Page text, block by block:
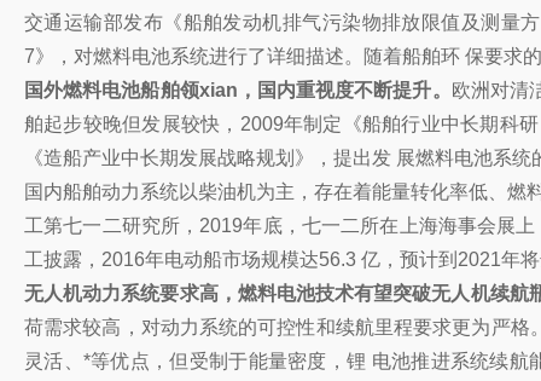
交通运输部发布《船舶发动机排气污染物排放限值及测量
7》，对燃料电池系统进行了详细描述。随着船舶环 保要求
国外燃料电池船舶领xian，国内重视度不断提升。 欧洲对清
舶起步较晚但发展较快，2009年制定《船舶行业中长期科
《造船产业中长期发展战略规划》，提出发 展燃料电池系
国内船舶动力系统以柴油机为主，存在着能量转化率低、
工第七一二研究所，2019年底，七一二所在上海海事会展
工披露，2016年电动船市场规模达56.3 亿，预计到2021年
无人机动力系统要求高，燃料电池技术有望突破无人机续航
荷需求较高，对动力系统的可控性和续航里程要求更为严
灵活、*等优点，但受制于能量密度，锂 电池推进系统续